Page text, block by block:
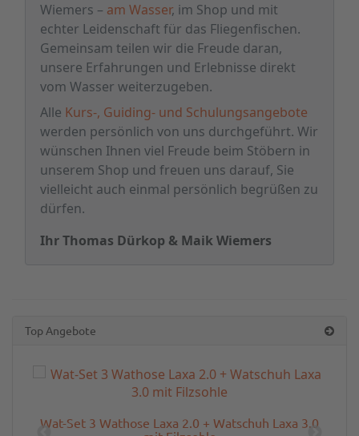
Wiemers – am Wasser, im Shop und mit
echter Leidenschaft für das Fliegenfischen.
Gemeinsam teilen wir die Freude daran,
unsere Erfahrungen und Erlebnisse direkt
vom Wasser weiterzugeben.
Alle Kurs-, Guiding- und Schulungsangebote
werden persönlich von uns durchgeführt. Wir
wünschen Ihnen viel Freude beim Stöbern in
unserem Shop und freuen uns darauf, Sie
vielleicht auch einmal persönlich begrüßen zu
dürfen.
Ihr Thomas Dürkop & Maik Wiemers
Top Angebote
Wat-Set 3 Wathose Laxa 2.0 + Watschuh Laxa 3.0